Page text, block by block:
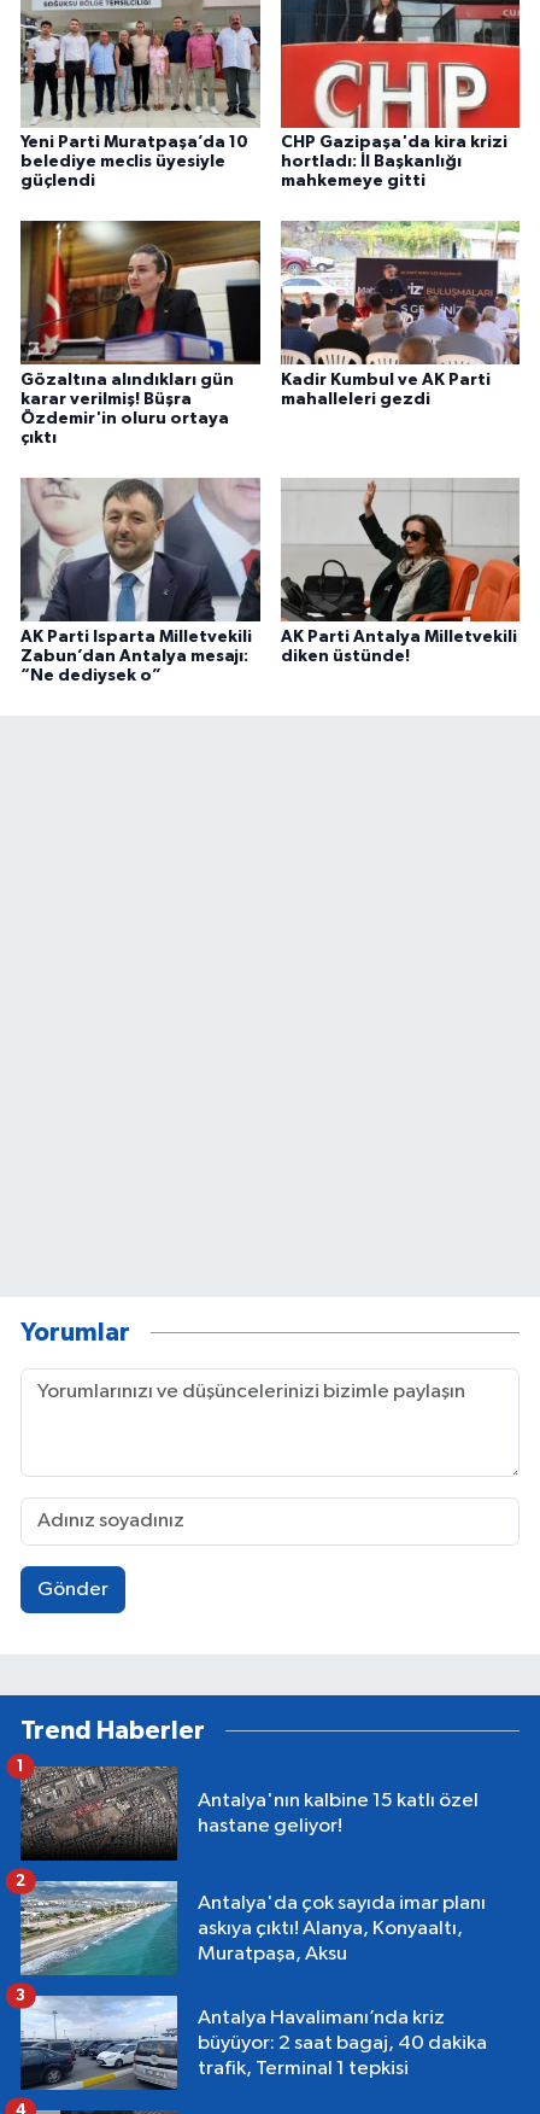
Yeni Parti Muratpaşa’da 10
belediye meclis üyesiyle
güçlendi
CHP Gazipaşa'da kira krizi
hortladı: İl Başkanlığı
mahkemeye gitti
Gözaltına alındıkları gün
karar verilmiş! Büşra
Özdemir'in oluru ortaya
çıktı
Kadir Kumbul ve AK Parti
mahalleleri gezdi
AK Parti Isparta Milletvekili
Zabun’dan Antalya mesajı:
“Ne dediysek o”
AK Parti Antalya Milletvekili
diken üstünde!
Yorumlar
Gönder
Trend Haberler
Antalya'nın kalbine 15 katlı özel
hastane geliyor!
1
Antalya'da çok sayıda imar planı
askıya çıktı! Alanya, Konyaaltı,
Muratpaşa, Aksu
2
Antalya Havalimanı’nda kriz
büyüyor: 2 saat bagaj, 40 dakika
trafik, Terminal 1 tepkisi
3
4